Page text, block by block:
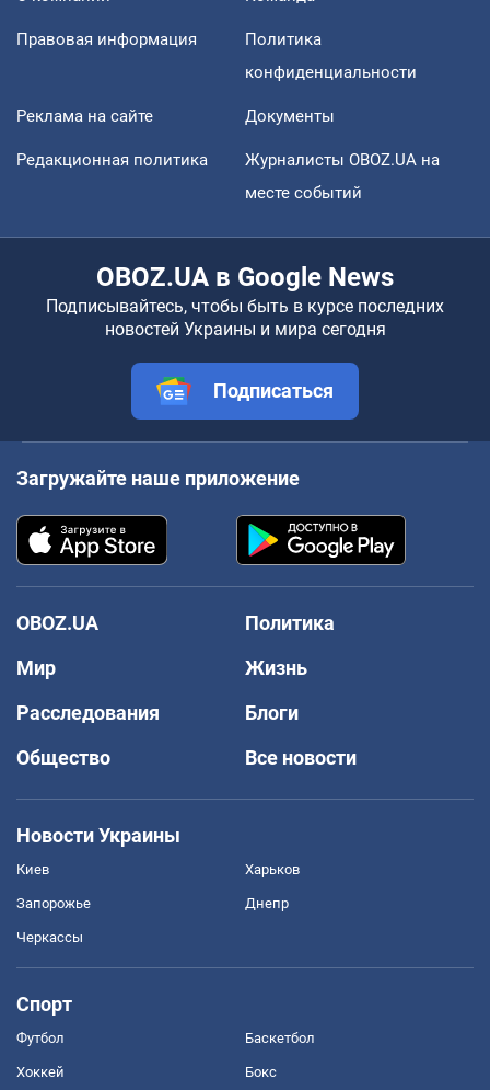
Правовая информация
Политика
конфиденциальности
Реклама на сайте Документы
Редакционная политика
Журналисты OBOZ.UA на
месте событий
OBOZ.UA в Google News
Подписывайтесь, чтобы быть в курсе последних
новостей Украины и мира сегодня
Подписаться
Загружайте наше приложение
OBOZ.UA
Политика
Мир
Жизнь
Расследования
Блоги
Общество
Все новости
Новости Украины
Киев Харьков
Запорожье Днепр
Черкассы
Спорт
Футбол Баскетбол
Хоккей Бокс